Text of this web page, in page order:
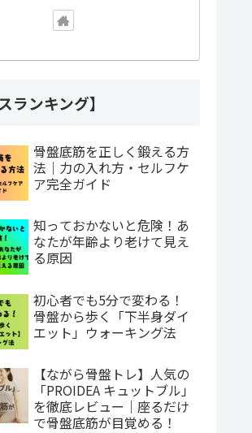
ランキング】
骨盤底筋を正しく鍛える方
法｜力の入れ方・セルフケ
ア完全ガイド
知っておかないと危険！あ
なたが年齢より老けて見え
る原因
初心者でも5分で変わる！
骨盤から歩く「下半身ダイ
エット」ウォーキング法
【ながら骨盤トレ】人気の
「PROIDEA キュットブル」
を徹底レビュー｜座るだけ
で骨盤底筋が目覚める！